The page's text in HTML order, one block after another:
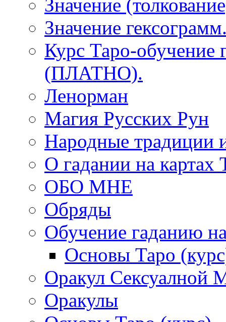
Значение
Значение
Курс Таро-обучение
(ПЛАТНО).
Ленорман
Магия Русских Рун
Народные традиции
О гадании на картах
ОБО МНЕ
Обряды
Обучение гаданию
Основы Таро
Оракул Сексуалной
Оракулы